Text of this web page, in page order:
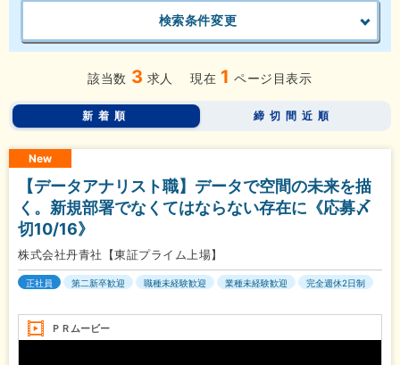
検索条件変更
該当数 3 求人 現在 1 ページ目表示
新着順 締切間近順
New
【データアナリスト職】データで空間の未来を描
く。新規部署でなくてはならない存在に《応募〆
切10/16》
株式会社丹青社【東証プライム上場】
正社員 第二新卒歓迎 職種未経験歓迎 業種未経験歓迎 完全週休2日制
ＰＲムービー